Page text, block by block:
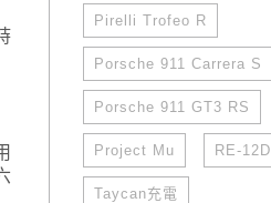
Pirelli Trofeo R
Porsche 911 Carrera S
Porsche 911 GT3 RS
Project Mu RE-12D
Taycan充電